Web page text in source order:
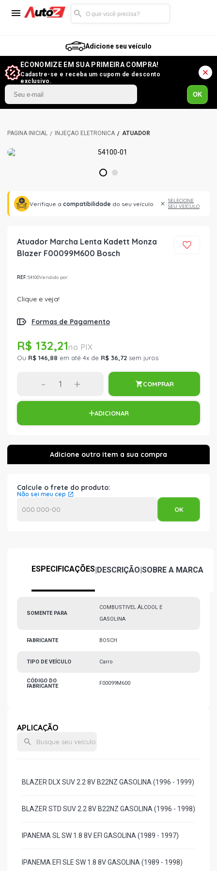
Adicione seu veículo
ECONOMIZE EM SUA PRIMEIRA COMPRA!
Cadastre-se e receba um cupom de desconto
exclusivo.
OK
INJEÇÃO ELETRÔNICA ATUADOR
1 2
Verifique a compatibilidade do seu veículo
SELECIONE
SEU VEÍCULO
Atuador Marcha Lenta Kadett Monza
Blazer F00099M600 Bosch
REF:54100Vendido por:
Clique e veja!
Formas de Pagamento
R$ 132,21
Ou R$ 146,88 em até 4x de R$ 36,72 sem juros
- + COMPRAR
ADICIONAR
Calcule o frete do produto:
Não sei meu cep
ESPECIFICAÇÕES|DESCRIÇÃO|SOBRE A MARCA
SOMENTE PARA
COMBUSTIVEL ÁLCOOL E
GASOLINA
FABRICANTE BOSCH
TIPO DE VEÍCULO Carro
CÓDIGO DO
FABRICANTE
F00099M600
APLICAÇÃO
BLAZER DLX SUV 2.2 8V B22NZ GASOLINA (1996 - 1999)
BLAZER STD SUV 2.2 8V B22NZ GASOLINA (1996 - 1998)
IPANEMA SL SW 1.8 8V EFI GASOLINA (1989 - 1997)
IPANEMA EFI SLE SW 1.8 8V GASOLINA (1989 - 1998)